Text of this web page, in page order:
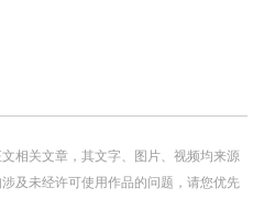
相关文章，其文字、图片、视频均来源
及未经许可使用作品的问题，请您优先